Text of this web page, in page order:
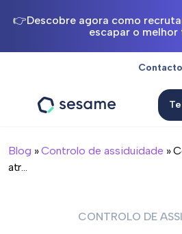
👉Descobre agora como
escapar o
Blog »Controlo de assiduidade »
atr...
CONTROLO DE